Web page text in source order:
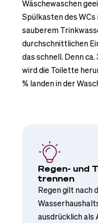
Wäschewaschen
Spülkasten des
sauberem
durchschnittlichen
das schnell. Denn
wird die Toilette
% landen in der
Regen- und
trennen
Regen gilt nach
ausdrücklich als